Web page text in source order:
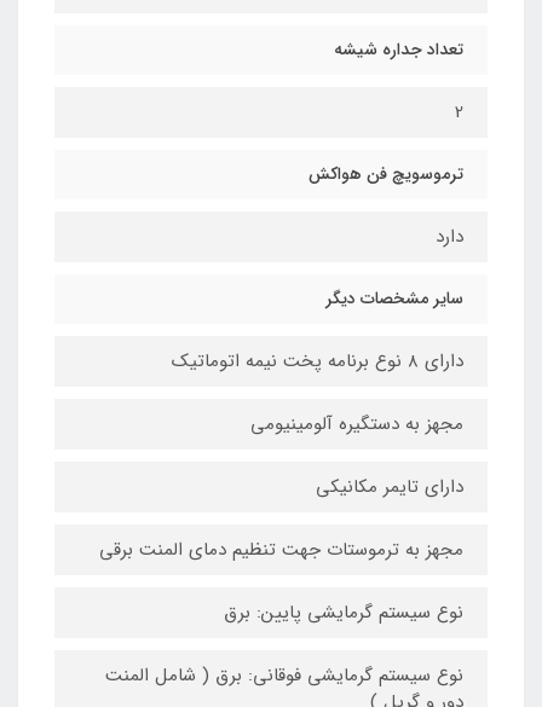
تعداد جداره شیشه
2
ترموسویچ فن هواکش
دارد
سایر مشخصات دیگر
دارای ۸ نوع برنامه پخت نیمه اتوماتیک
مجهز به دستگیره آلومینیومی
دارای تایمر مکانیکی
مجهز به ترموستات جهت تنظیم دمای المنت برقی
نوع سیستم گرمایشی پایین: برق
نوع سیستم گرمایشی فوقانی: برق ( شامل المنت